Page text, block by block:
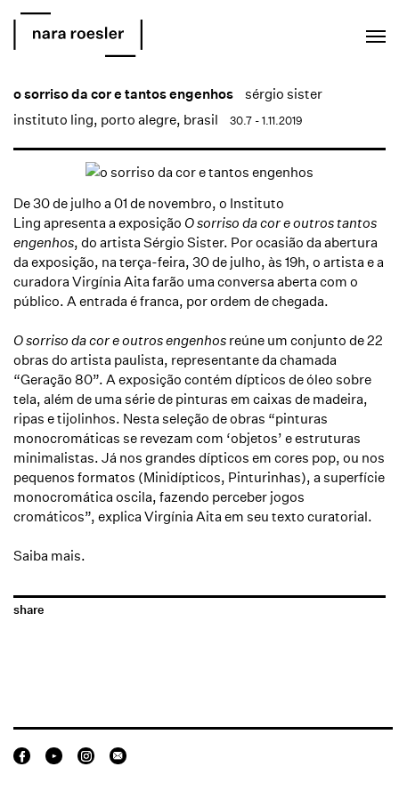
o sorriso da cor e tantos engenhos
sérgio sister
instituto ling, porto alegre, brasil
30.7 - 1.11.2019
De 30 de julho a 01 de novembro, o Instituto
Ling apresenta a exposição O sorriso da cor e outros tantos
engenhos, do artista Sérgio Sister. Por ocasião da abertura
da exposição, na terça-feira, 30 de julho, às 19h, o artista e a
curadora Virgínia Aita farão uma conversa aberta com o
público. A entrada é franca, por ordem de chegada.
O sorriso da cor e outros engenhos reúne um conjunto de 22
obras do artista paulista, representante da chamada
“Geração 80”. A exposição contém dípticos de óleo sobre
tela, além de uma série de pinturas em caixas de madeira,
ripas e tijolinhos. Nesta seleção de obras “pinturas
monocromáticas se revezam com ‘objetos’ e estruturas
minimalistas. Já nos grandes dípticos em cores pop, ou nos
pequenos formatos (Minidípticos, Pinturinhas), a superfície
monocromática oscila, fazendo perceber jogos
cromáticos”, explica Virgínia Aita em seu texto curatorial.
Saiba mais.
share